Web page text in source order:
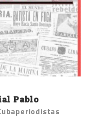
Pablo